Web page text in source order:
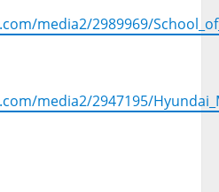
media2/2989969/
media2/2947195/